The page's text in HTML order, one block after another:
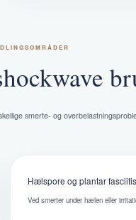
smerte- og
Hælspore og plantar fasciitis
Ved smerter under hælen eller